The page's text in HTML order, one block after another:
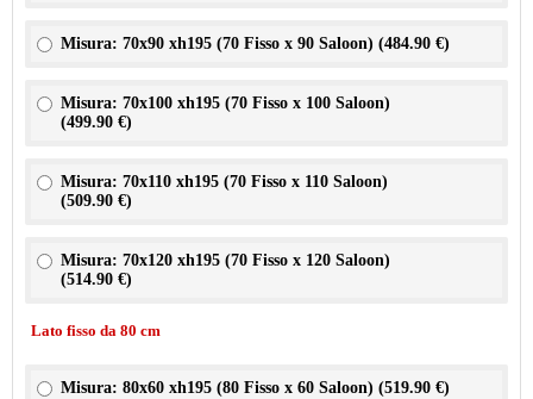
Misura: 70x90 xh195 (70 Fisso x 90 Saloon) (484.90 €)
Misura: 70x100 xh195 (70 Fisso x 100 Saloon)
(499.90 €)
Misura: 70x110 xh195 (70 Fisso x 110 Saloon)
(509.90 €)
Misura: 70x120 xh195 (70 Fisso x 120 Saloon)
(514.90 €)
Lato fisso da 80 cm
Misura: 80x60 xh195 (80 Fisso x 60 Saloon) (519.90 €)